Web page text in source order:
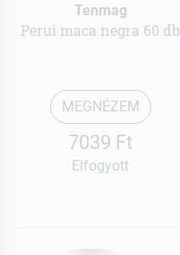
Tenmag
Perui maca negra 60 db
MEGNÉZEM
7039 Ft
Elfogyott